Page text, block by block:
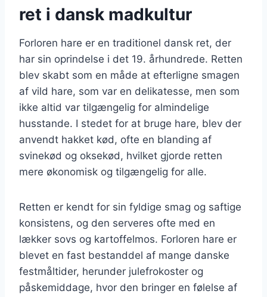
ret i dansk madkultur
Forloren hare er en traditionel dansk ret, der
har sin oprindelse i det 19. århundrede. Retten
blev skabt som en måde at efterligne smagen
af vild hare, som var en delikatesse, men som
ikke altid var tilgængelig for almindelige
husstande. I stedet for at bruge hare, blev der
anvendt hakket kød, ofte en blanding af
svinekød og oksekød, hvilket gjorde retten
mere økonomisk og tilgængelig for alle.
Retten er kendt for sin fyldige smag og saftige
konsistens, og den serveres ofte med en
lækker sovs og kartoffelmos. Forloren hare er
blevet en fast bestanddel af mange danske
festmåltider, herunder julefrokoster og
påskemiddage, hvor den bringer en følelse af